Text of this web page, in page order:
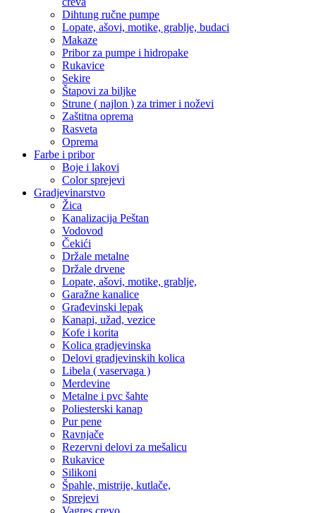
Dihtung ručne pumpe
Lopate, ašovi, motike, grablje, budaci
Makaze
Pribor za pumpe i hidropake
Rukavice
Sekire
Štapovi za biljke
Strune ( najlon ) za trimer i noževi
Zaštitna oprema
Rasveta
Oprema
Farbe i pribor
Boje i lakovi
Color sprejevi
Gradjevinarstvo
Žica
Kanalizacija Peštan
Vodovod
Čekići
Držale metalne
Držale drvene
Lopate, ašovi, motike, grablje,
Garažne kanalice
Građevinski lepak
Kanapi, užad, vezice
Kofe i korita
Kolica gradjevinska
Delovi gradjevinskih kolica
Libela ( vaservaga )
Merdevine
Metalne i pvc šahte
Poliesterski kanap
Pur pene
Ravnjače
Rezervni delovi za mešalicu
Rukavice
Silikoni
Špahle, mistrije, kutlače,
Sprejevi
Vagres crevo